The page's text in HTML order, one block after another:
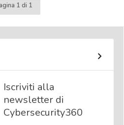
1 di 1
Iscriviti alla
newsletter di
Cybersecurity360